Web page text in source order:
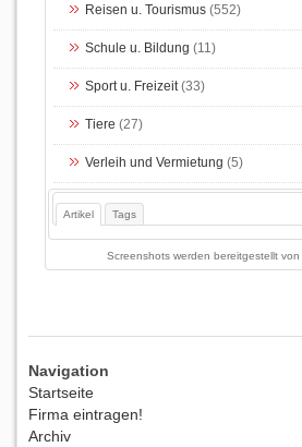
Reisen u. Tourismus (552)
Schule u. Bildung (11)
Sport u. Freizeit(33)
Tiere (27)
Verleih und Vermietung (5)
Artikel Tags
Screenshots werden bereitgestellt von
Navigation
Startseite
Firma eintragen!
Archiv